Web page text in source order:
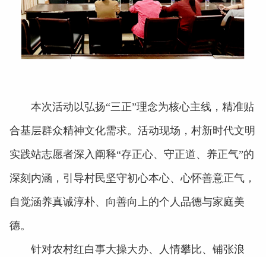
本次活动以弘扬“三正”理念为核心主线，精准贴
合基层群众精神文化需求。活动现场，村新时代文明
实践站志愿者深入阐释“存正心、守正道、养正气”的
深刻内涵，引导村民坚守初心本心、心怀善意正气，
自觉涵养真诚淳朴、向善向上的个人品德与家庭美
德。
针对农村红白事大操大办、人情攀比、铺张浪